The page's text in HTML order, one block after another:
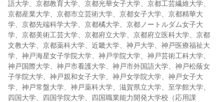
語大学、京都教育大学、京都光華女子大学、京都工芸繊維大学、
京都産業大学、京都市立芸術大学、京都女子大学、京都精華大
学、京都先端科学大学、京都橘大学、京都ノートルダム女子大
学、京都美術工芸大学、京都府立大学、京都府立医科大学、京都
文教大学、京都薬科大学、近畿大学、神戸大学、神戸医療福祉大
学、神戸海星女子学院大学、神戸学院大学、神戸芸術工科大学、
神戸国際大学、神戸市看護大学、神戸市外国語大学、神戸松蔭女
子学院大学、神戸親和女子大学、神戸女学院大学、神戸女子大
学、神戸常盤大学、神戸薬科大学、滋賀県立大学、至学館大学、
四国大学、四国学院大学、四国職業能力開発大学校（応用課